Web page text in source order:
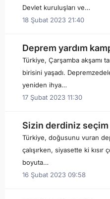
Devlet kuruluşları ve…
18 Şubat 2023 21:40
Deprem yardım
Türkiye, Çarşamba akşamı
birisini yaşadı.
yeniden ihya…
17 Şubat 2023 11:30
Sizin derdiniz seçim
Türkiye, doğusunu vuran
çalışırken, siyasette ki kısır
boyuta…
16 Şubat 2023 09:58